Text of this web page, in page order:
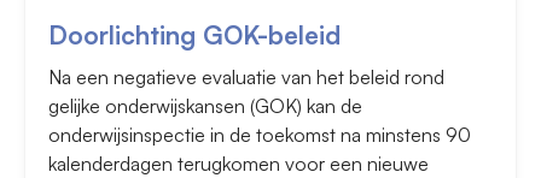
Doorlichting GOK-beleid
Na een negatieve evaluatie van het beleid rond
gelijke onderwijskansen (GOK) kan de
onderwijsinspectie in de toekomst na minstens 90
kalenderdagen terugkomen voor een nieuwe